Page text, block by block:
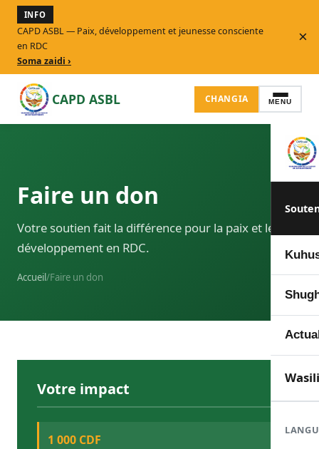
INFO
CAPD ASBL — Paix, développement et jeunesse consciente
en RDC
Soma zaidi ›
×
CAPD ASBL CHANGIA MENU
Faire un don
Votre soutien fait la différence pour la paix et le
développement en RDC.
Accueil/Faire un don
Votre impact
1 000 CDF